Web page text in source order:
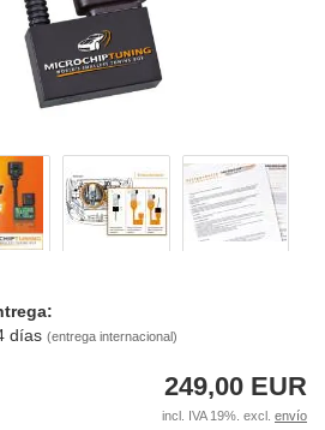
días (entrega internacional)
249,00 EUR
incl. IVA 19%. excl. envío